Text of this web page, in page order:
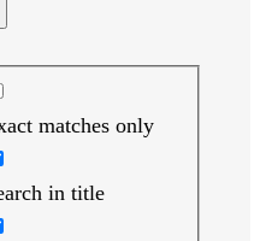
matches only
in title